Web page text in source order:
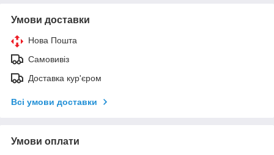
Умови доставки
Нова Пошта
Самовивіз
Доставка кур'єром
Всі умови доставки
Умови оплати